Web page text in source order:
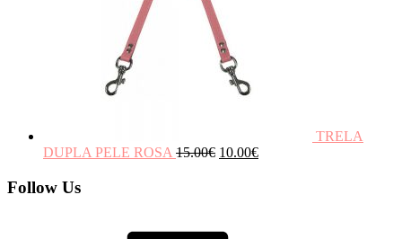
TRELA
DUPLA PELE ROSA 15.00€ 10.00€
Follow Us